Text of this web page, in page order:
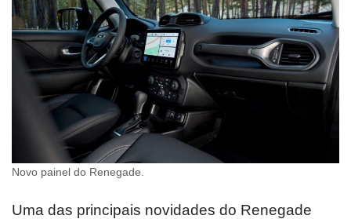
Novo painel do Renegade.
Uma das principais novidades do Renegade